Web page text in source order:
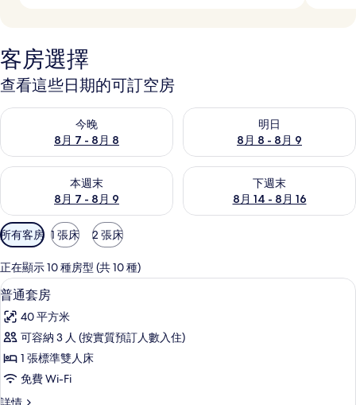
客房選擇
查看這些日期的可訂空房
今晚
8月 7 - 8月 8
查看今晚 8月 7 - 8月 8的可訂空房
明日
8月 8 - 8月 9
查看明日 8月 8 - 8月 9的可訂
本週末
8月 7 - 8月 9
查看本週末 8月 7 - 8月 9的可訂空房
下週末
8月 14 - 8月 16
查看下週末 8月 14 - 8月 16的
可
用
嘅
客
房
篩
選
條
所有客房 1 張床 2 張床
正在顯示 10 種房型 (共 10 種)
載
入
所
有
普
通
普通套房 | 高級寢具、迷你吧、房內夾
6
普通套房
40 平方米
可容納 3 人 (按實質預訂人數入住)
1 張標準雙人床
免費 Wi-Fi
普